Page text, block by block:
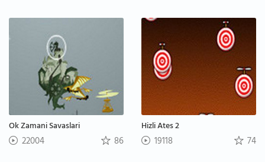
Ok Zamani Savaslari
22004 86
Hizli Ates 2
19118 74